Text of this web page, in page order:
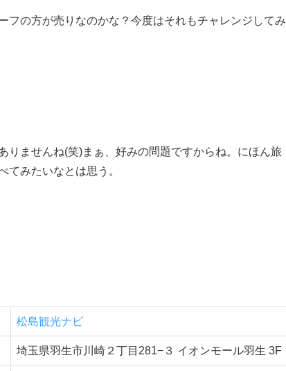
フの方が売りなのかな？今度はそれもチャレンジしてみ
りませんね(笑)まぁ、好みの問題ですからね。にほん旅
てみたいなとは思う。
松島観光ナビ
埼玉県羽生市川崎２丁目281−３ イオンモール羽生 3F